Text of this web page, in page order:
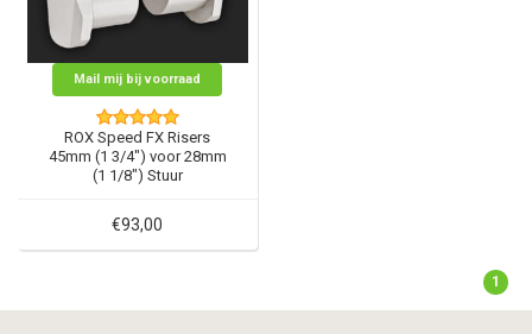
Mail mij bij voorraad
ROX Speed FX Risers
45mm (1 3/4") voor 28mm
(1 1/8") Stuur
€93,00
1